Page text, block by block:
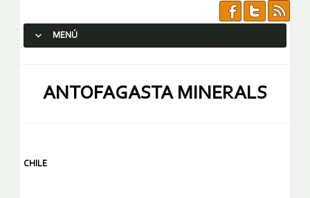
MENÚ
ANTOFAGASTA MINERALS
CHILE